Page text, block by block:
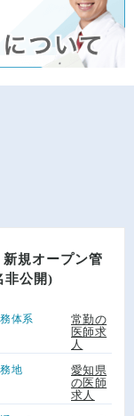
新規オープン管
非公開)
体系
常勤の
医師求
人
地
愛知県
の医師
求人